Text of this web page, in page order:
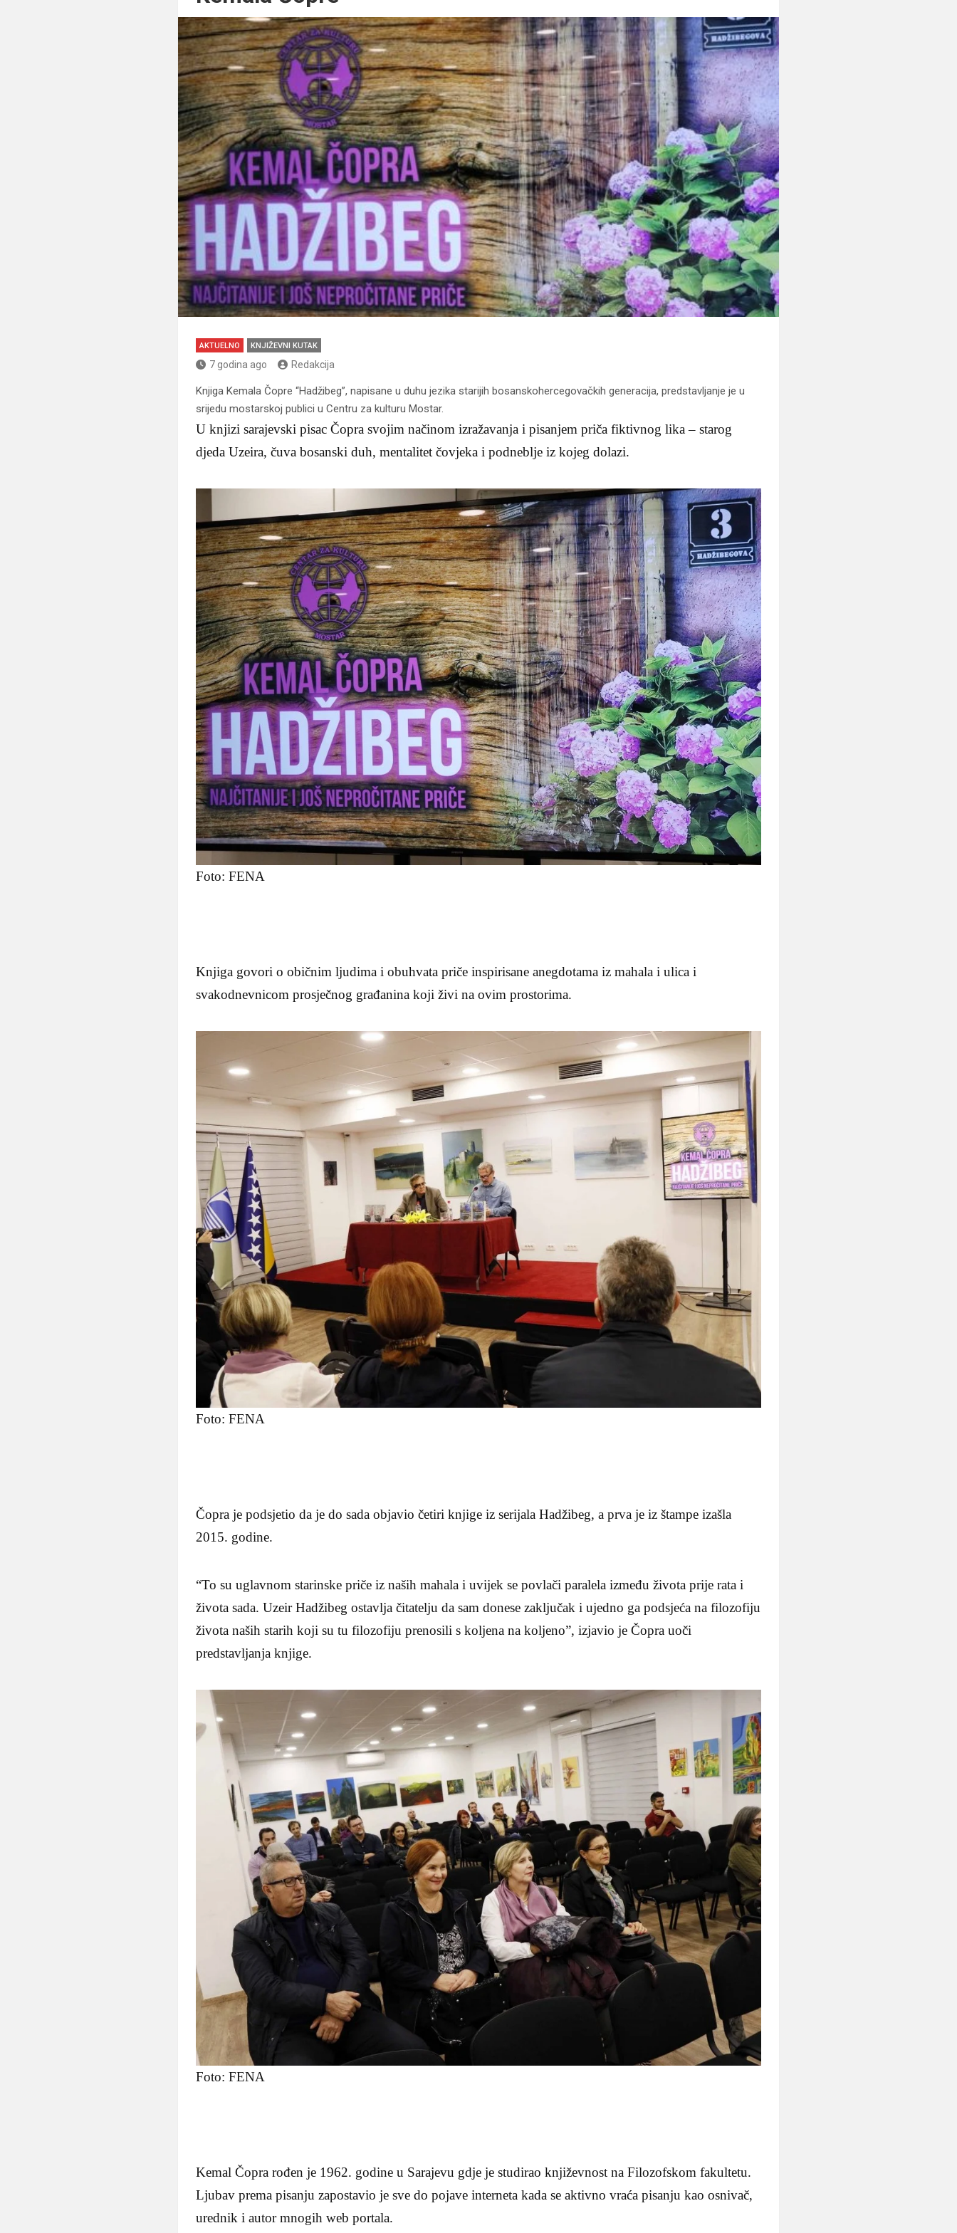
AKTUELNO KNJIŽEVNI KUTAK
7 godina ago Redakcija
Knjiga Kemala Čopre “Hadžibeg”, napisane u duhu jezika starijih bosanskohercegovačkih generacija, predstavljanje je u
srijedu mostarskoj publici u Centru za kulturu Mostar.
U knjizi sarajevski pisac Čopra svojim načinom izražavanja i pisanjem priča fiktivnog lika – starog
djeda Uzeira, čuva bosanski duh, mentalitet čovjeka i podneblje iz kojeg dolazi.
Foto: FENA
Knjiga govori o običnim ljudima i obuhvata priče inspirisane anegdotama iz mahala i ulica i
svakodnevnicom prosječnog građanina koji živi na ovim prostorima.
Foto: FENA
Čopra je podsjetio da je do sada objavio četiri knjige iz serijala Hadžibeg, a prva je iz štampe izašla
2015. godine.
“To su uglavnom starinske priče iz naših mahala i uvijek se povlači paralela između života prije rata i
života sada. Uzeir Hadžibeg ostavlja čitatelju da sam donese zaključak i ujedno ga podsjeća na filozofiju
života naših starih koji su tu filozofiju prenosili s koljena na koljeno”, izjavio je Čopra uoči
predstavljanja knjige.
Foto: FENA
Kemal Čopra rođen je 1962. godine u Sarajevu gdje je studirao književnost na Filozofskom fakultetu.
Ljubav prema pisanju zapostavio je sve do pojave interneta kada se aktivno vraća pisanju kao osnivač,
urednik i autor mnogih web portala.